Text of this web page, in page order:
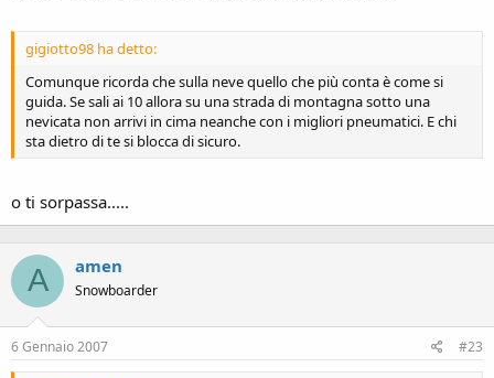
gigiotto98 ha detto:
Comunque ricorda che sulla neve quello che più conta è come si
guida. Se sali ai 10 allora su una strada di montagna sotto una
nevicata non arrivi in cima neanche con i migliori pneumatici. E chi
sta dietro di te si blocca di sicuro.
o ti sorpassa.....
A amen
Snowboarder
6 Gennaio 2007 #23